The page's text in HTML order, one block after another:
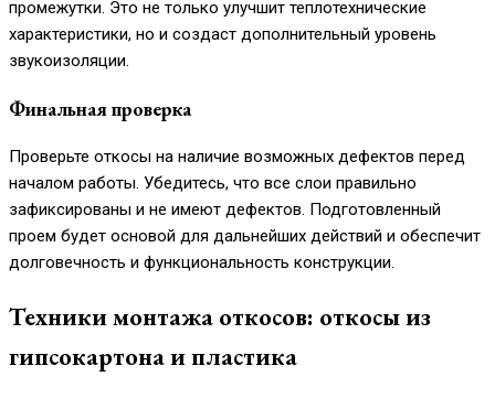
промежутки. Это не только улучшит теплотехнические
характеристики, но и создаст дополнительный уровень
звукоизоляции.
Финальная проверка
Проверьте откосы на наличие возможных дефектов перед
началом работы. Убедитесь, что все слои правильно
зафиксированы и не имеют дефектов. Подготовленный
проем будет основой для дальнейших действий и обеспечит
долговечность и функциональность конструкции.
Техники монтажа откосов: откосы из
гипсокартона и пластика